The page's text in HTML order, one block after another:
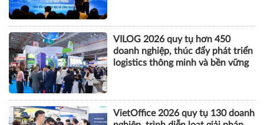
AI và thương mại điện tử mở động
lực tăng trưởng mới cho doanh
nghiệp Hà Nội
VILOG 2026 quy tụ hơn 450